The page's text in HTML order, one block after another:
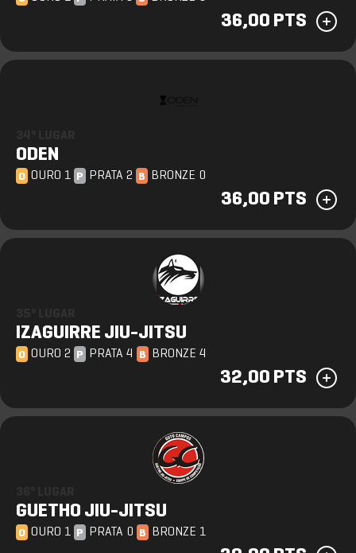
36,00 PTS
ODEN
O OURO 1 P PRATA 2 B BRONZE 0
36,00 PTS
IZAGUIRRE JIU-JITSU
O OURO 2 P PRATA 4 B BRONZE 4
32,00 PTS
GUETHO JIU-JITSU
O OURO 1 P PRATA 0 B BRONZE 1